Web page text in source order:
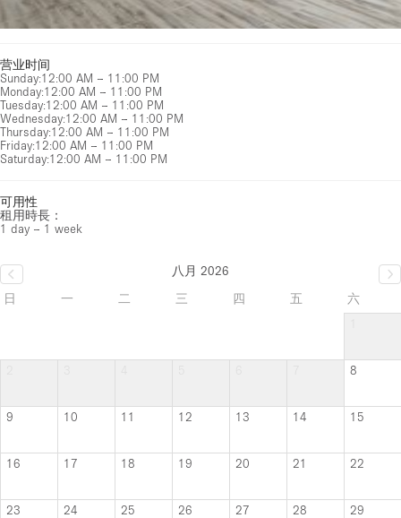
营业时间
Sunday:12:00 AM – 11:00 PM
Monday:12:00 AM – 11:00 PM
Tuesday:12:00 AM – 11:00 PM
Wednesday:12:00 AM – 11:00 PM
Thursday:12:00 AM – 11:00 PM
Friday:12:00 AM – 11:00 PM
Saturday:12:00 AM – 11:00 PM
可用性
租用時長：
1 day – 1 week
八月 2026
日
一 二 三 四 五
六
8
9 10 11 12 13 14 15
16 17 18 19 20 21 22
23 24 25 26 27 28 29